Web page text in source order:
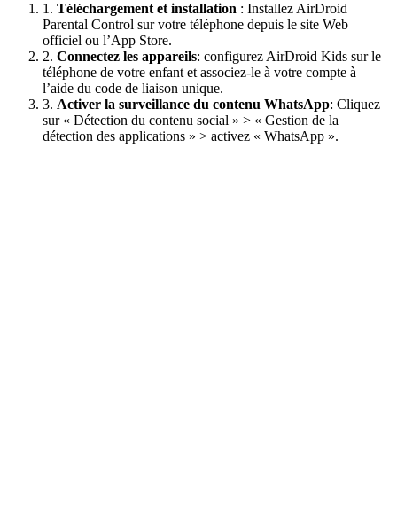
1. Téléchargement et installation : Installez AirDroid
Parental Control sur votre téléphone depuis le site Web
officiel ou l’App Store.
2. Connectez les appareils: configurez AirDroid Kids sur le
téléphone de votre enfant et associez-le à votre compte à
l’aide du code de liaison unique.
3. Activer la surveillance du contenu WhatsApp: Cliquez
sur « Détection du contenu social » > « Gestion de la
détection des applications » > activez « WhatsApp ».